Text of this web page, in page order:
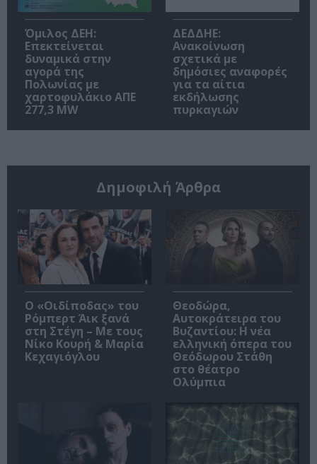
Όμιλος ΔΕΗ:
Επεκτείνεται
δυναμικά στην
αγορά της
Πολωνίας με
χαρτοφυλάκιο ΑΠΕ
277,3 MW
ΔΕΔΔΗΕ:
Ανακοίνωση
σχετικά με
δημόσιες αναφορές
για τα αίτια
εκδήλωσης
πυρκαγιών
Δημοφιλή Άρθρα
O «Οιδίποδας» του
Ρόμπερτ Άικ ξανά
στη Στέγη – Με τους
Νίκο Κουρή & Μαρία
Κεχαγιόγλου
Θεοδώρα,
Αυτοκράτειρα του
Βυζαντίου: Η νέα
ελληνική όπερα του
Θεόδωρου Στάθη
στο θέατρο
Ολύμπια